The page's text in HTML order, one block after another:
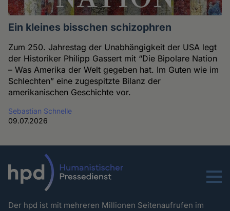
Ein kleines bisschen schizophren
Zum 250. Jahrestag der Unabhängigkeit der USA legt
der Historiker Philipp Gassert mit “Die Bipolare Nation
– Was Amerika der Welt gegeben hat. Im Guten wie im
Schlechten” eine zugespitzte Bilanz der
amerikanischen Geschichte vor.
Sebastian Schnelle
09.07.2026
Menu
Der hpd ist mit mehreren Millionen Seitenaufrufen im